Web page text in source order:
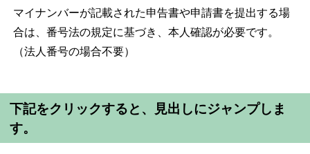
マイナンバーが記載された申告書や申請書を提出する場
合は、番号法の規定に基づき、本人確認が必要です。
（法人番号の場合不要）
下記をクリックすると、見出しにジャンプしま
す。